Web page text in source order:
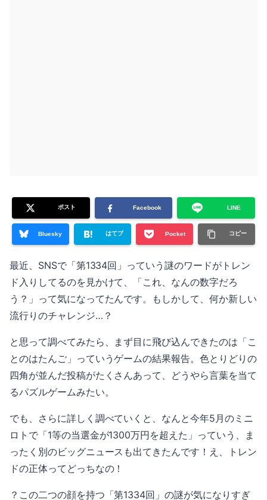
ポスト Facebook LINE
Bluesky はてブ Pocket コピー
最近、SNSで「第1334回」っていう謎のワードがトレン
ド入りしてるのを見かけて、「これ、なんの数字だろ
う？」って気になってたんです。もしかして、何か新しい
流行りのチャレンジ…？
と思って調べてみたら、まず目に飛び込んできたのは「こ
とのはたんご」っていうゲームの結果報告。色とりどりの
四角が並んだ投稿がたくさんあって、どうやら言葉を当て
るパズルゲームみたい。
でも、さらに詳しく調べていくと、なんと今年5月のミニ
ロトで「1等の当選金が1300万円を超えた」っていう、ま
ったく別のビッグニュースも出てきたんです！え、トレン
ドの正体ってどっちなの！
？この二つの顔を持つ「第1334回」の謎が気になりすぎ